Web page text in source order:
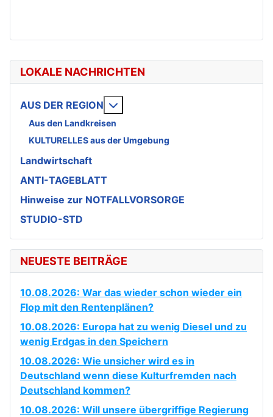
LOKALE NACHRICHTEN
AUS DER REGION
Aus den Landkreisen
KULTURELLES aus der Umgebung
Landwirtschaft
ANTI-TAGEBLATT
Hinweise zur NOTFALLVORSORGE
STUDIO-STD
NEUESTE BEITRÄGE
10.08.2026: War das wieder schon wieder ein
Flop mit den Rentenplänen?
10.08.2026: Europa hat zu wenig Diesel und zu
wenig Erdgas in den Speichern
10.08.2026: Wie unsicher wird es in
Deutschland wenn diese Kulturfremden nach
Deutschland kommen?
10.08.2026: Will unsere übergriffige Regierung